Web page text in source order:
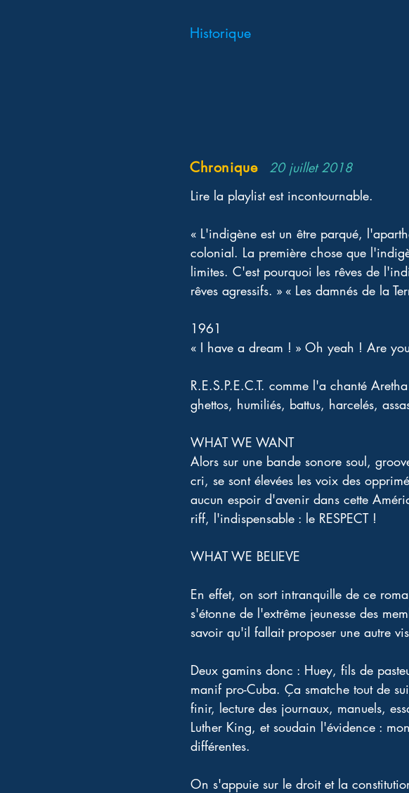
Historique
Chronique
20 juillet 2018
Lire la playlist est incontournable.
« L'indigène est un être parqué,
colonial. La première chose que
limites. C'est pourquoi les rêves de
rêves agressifs. » « Les damnés de la
1961
« I have a dream ! » Oh yeah ! Are
R.E.S.P.E.C.T. comme l'a chanté
ghettos, humiliés, battus, harcelés,
WHAT WE WANT
Alors sur une bande sonore soul,
cri, se sont élevées les voix des
aucun espoir d'avenir dans cette
riff, l'indispensable : le RESPECT !
WHAT WE BELIEVE
En effet, on sort intranquille de ce
s'étonne de l'extrême jeunesse des
savoir qu'il fallait proposer une autre
Deux gamins donc : Huey, fils de
manif pro-Cuba. Ça smatche tout de
finir, lecture des journaux, manuels,
Luther King, et soudain l'évidence :
différentes.
On s'appuie sur le droit et la